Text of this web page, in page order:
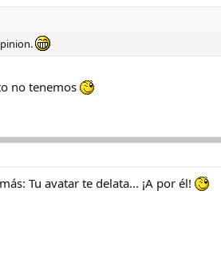
no tenemos
Tu avatar te delata... ¡A por él!